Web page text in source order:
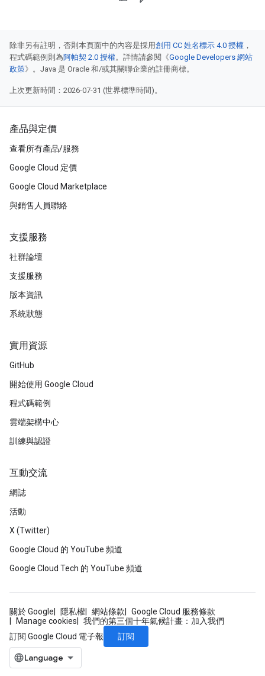
除非另有註明，否則本頁面中的內容是採用創用 CC 姓名標示 4.0 授權 ，
程式碼範例則為阿帕契 2.0 授權。詳情請參閱《Google Developers 網站
政策》。Java 是 Oracle 和/或其關聯企業的註冊商標。
上次更新時間：2026-07-31 (世界標準時間)。
產品與定價
查看所有產品/服務
Google Cloud 定價
Google Cloud Marketplace
與銷售人員聯絡
支援服務
社群論壇
支援服務
版本資訊
系統狀態
實用資源
GitHub
開始使用 Google Cloud
程式碼範例
雲端架構中心
訓練與認證
互動交流
網誌
活動
X (Twitter)
Google Cloud 的 YouTube 頻道
Google Cloud Tech 的 YouTube 頻道
關於 Google 隱私權 網站條款
Google Cloud 服務條款
Manage cookies
我們的第三個十年氣候計畫：加入我們
訂閱 Google Cloud 電子報
訂閱